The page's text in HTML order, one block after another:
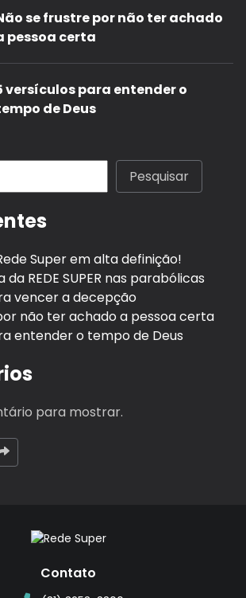
se frustre por não ter achado
pessoa certa
versículos para entender o
de Deus
Pesquisar
Super em alta definição!
REDE SUPER nas parabólicas
vencer a decepção
não ter achado a pessoa certa
entender o tempo de Deus
para mostrar.
Contato